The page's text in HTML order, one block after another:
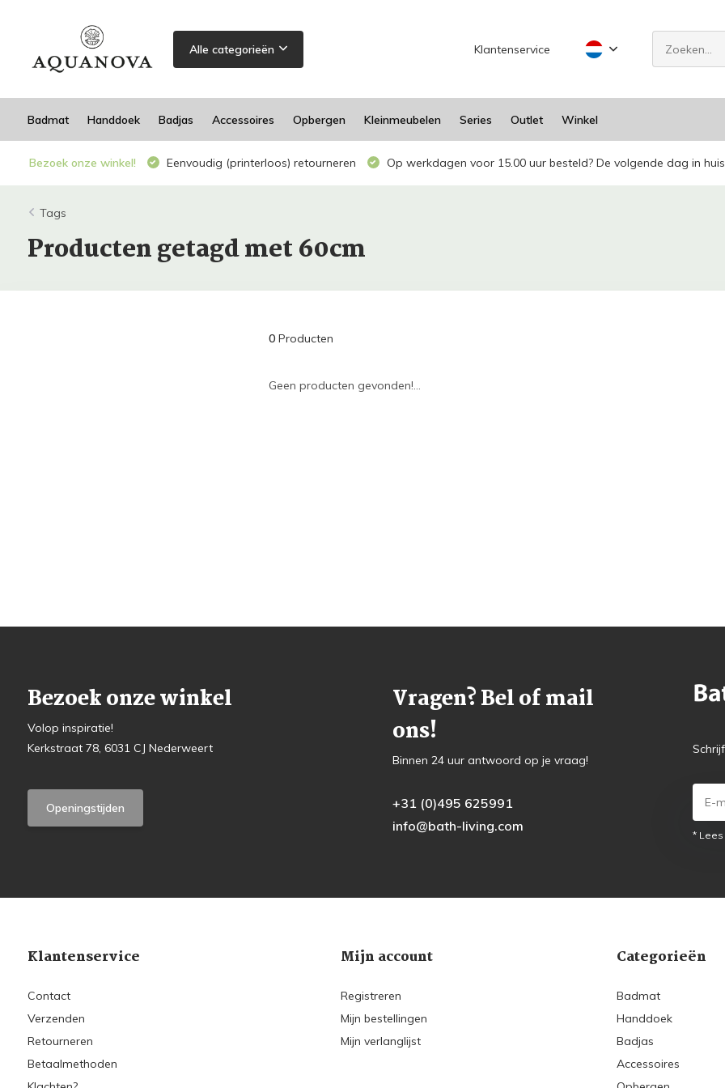
Alle categorieën Klantenservice
Badmat Handdoek Badjas Accessoires Opbergen Kleinmeubelen Series Outlet Winkel
Bezoek onze winkel! Eenvoudig (printerloos) retourneren Op werkdagen voor 15.00 uur besteld? De volgende dag in
Tags
Producten getagd met 60cm
0Producten
Geen producten gevonden!...
Bezoek onze winkel
Volop inspiratie!
Kerkstraat 78, 6031 CJ Nederweert
Openingstijden
Vragen? Bel of mail
ons!
Binnen 24 uur antwoord op je vraag!
+31 (0)495 625991
info@bath-living.com
*
Klantenservice
Contact
Verzenden
Retourneren
Betaalmethoden
Mijn account
Registreren
Mijn bestellingen
Mijn verlanglijst
Categorieën
Badmat
Handdoek
Badjas
Accessoires